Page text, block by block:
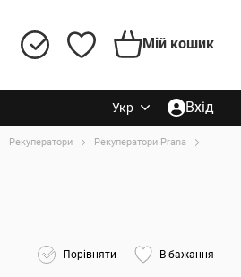
Мій кошик
Укр Вхід
Рекуператори
Рекуператори Prana
Порівняти В бажання